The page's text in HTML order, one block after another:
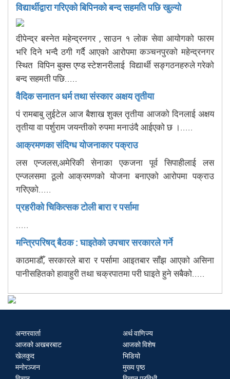
विद्यार्थीद्वारा गरिएको बिपिनको बन्द सहमति पछि खुल्यो
दीपेन्द्र बस्नेत महेन्द्रनगर , साउन १ लोक सेवा आयोगको फारम
भरि दिने भन्दै ठगी गर्दै आएको आरोपमा कञ्चनपुरको महेन्द्रनगर
स्थित विपिन बुक्स एण्ड स्टेशनरीलाई विद्यार्थी सङ्गठनहरुले गरेको
बन्द सहमती पछि.....
वैदिक सनातन धर्म तथा संस्कार अक्षय तृतीया
पं रामबाबु लुईटेल आज बैशाख शुक्ल तृतीया आजको दिनलाई अक्षय
तृतीया वा पर्शुराम जयन्तीको रुपमा मनाउंदै आईएको छ ।.....
आक्रमणका संदिग्ध योजनाकार पक्राउ
लस एन्जलस,अमेरिकी सेनाका एकजना पूर्व सिपाहीलाई लस
एन्जलसमा ठूलो आक्रमणको योजना बनाएको आरोपमा पक्राउ
गरिएको.....
प्रहरीको चिकित्सक टोली बारा र पर्सामा
.....
मन्त्रिपरिषद् बैठक : घाइतेको उपचार सरकारले गर्ने
काठमाडौँ, सरकारले बारा र पर्सामा आइतबार साँझ आएको असिना
पानीसहितको हावाहुरी तथा चक्रपातमा परी घाइते हुने सबैको.....
अन्तरवार्ता
अर्थ वाणिज्य
आजको अखबरबाट
आजको विशेष
खेलकुद
भिडियो
मनोरञ्जन
मुख्य पृष्ठ